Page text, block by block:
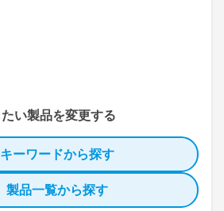
い製品を変更する
キーワードから探す
製品一覧から探す